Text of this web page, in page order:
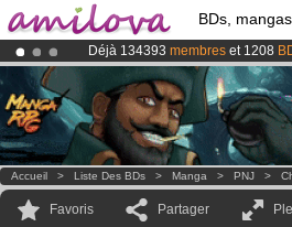
BDs,
Déjà 134393 membres et 1208
LeKickstarter Amilova est
Abonnement premium: à partir de
Accueil > Liste Des BDs > Manga > PNJ >
Favoris Partager